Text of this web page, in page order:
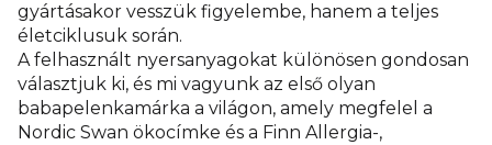
gyártásakor vesszük figyelembe, hanem a teljes
életciklusuk során.
A felhasznált nyersanyagokat különösen gondosan
választjuk ki, és mi vagyunk az első olyan
babapelenkamárka a világon, amely megfelel a
Nordic Swan ökocímke és a Finn Allergia-,